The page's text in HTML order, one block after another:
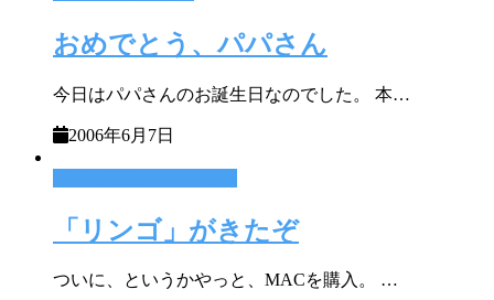
おめでとう、パパさん
今日はパパさんのお誕生日なのでした。 本…
2006年6月7日
「リンゴ」がきたぞ
ついに、というかやっと、MACを購入。 …